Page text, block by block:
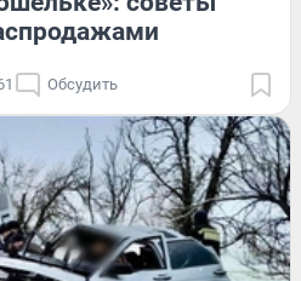
Обсудить